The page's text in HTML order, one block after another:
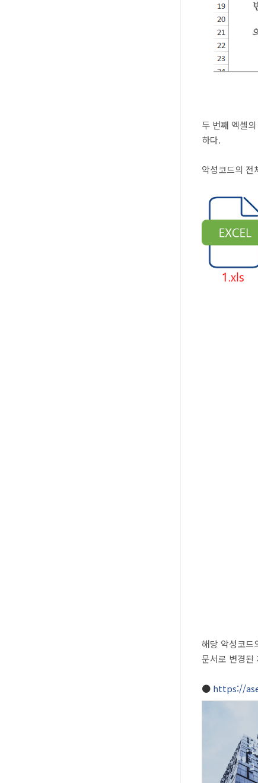
두 번째 엑셀
하다.
악성코드의 전
해당 악성코
문서로 변경된
● https://